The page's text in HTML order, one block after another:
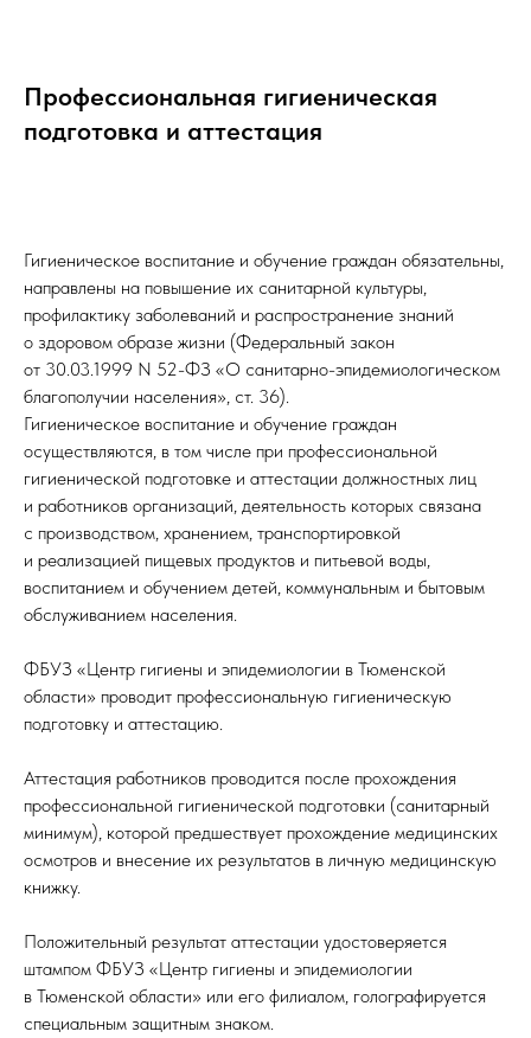
Профессиональная гигиеническая
подготовка и аттестация
Гигиеническое воспитание и обучение граждан обязательны,
направлены на повышение их санитарной культуры,
профилактику заболеваний и распространение знаний
о здоровом образе жизни (Федеральный закон
от 30.03.1999 N 52-ФЗ «О санитарно-эпидемиологическом
благополучии населения», ст. 36).
Гигиеническое воспитание и обучение граждан
осуществляются, в том числе при профессиональной
гигиенической подготовке и аттестации должностных лиц
и работников организаций, деятельность которых связана
с производством, хранением, транспортировкой
и реализацией пищевых продуктов и питьевой воды,
воспитанием и обучением детей, коммунальным и бытовым
обслуживанием населения.
ФБУЗ «Центр гигиены и эпидемиологии в Тюменской
области» проводит профессиональную гигиеническую
подготовку и аттестацию.
Аттестация работников проводится после прохождения
профессиональной гигиенической подготовки (санитарный
минимум), которой предшествует прохождение медицинских
осмотров и внесение их результатов в личную медицинскую
книжку.
Положительный результат аттестации удостоверяется
штампом ФБУЗ «Центр гигиены и эпидемиологии
в Тюменской области» или его филиалом, голографируется
специальным защитным знаком.